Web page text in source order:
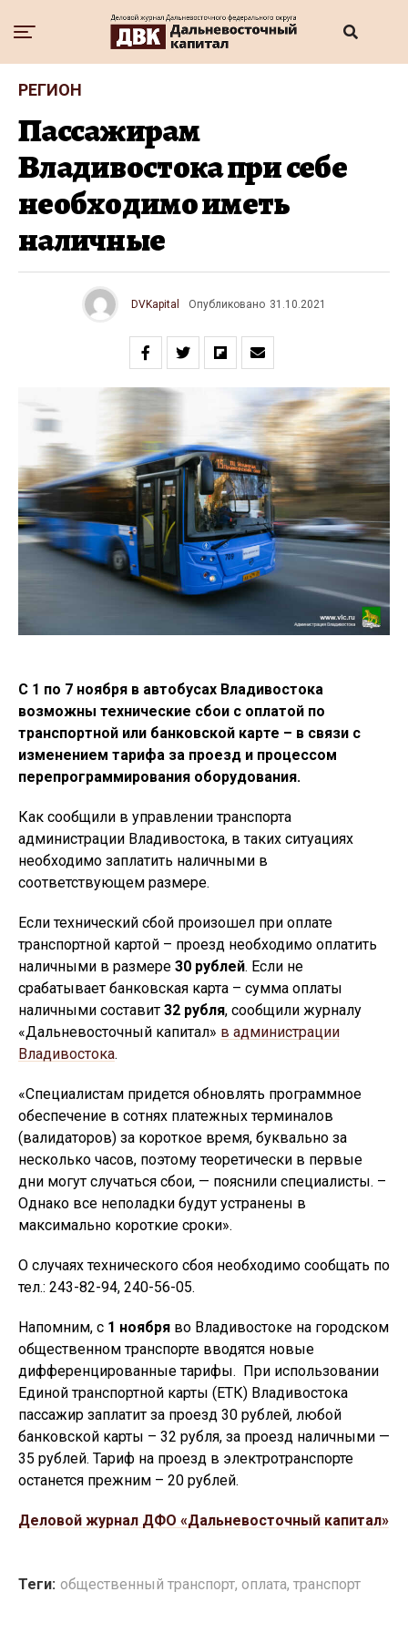
РЕГИОН
Пассажирам
Владивостока при себе
необходимо иметь
наличные
DVKapital Опубликовано 31.10.2021
С 1 по 7 ноября в автобусах Владивостока
возможны технические сбои с оплатой по
транспортной или банковской карте – в связи с
изменением тарифа за проезд и процессом
перепрограммирования оборудования.
Как сообщили в управлении транспорта
администрации Владивостока, в таких ситуациях
необходимо заплатить наличными в
соответствующем размере.
Если технический сбой произошел при оплате
транспортной картой – проезд необходимо оплатить
наличными в размере 30 рублей. Если не
срабатывает банковская карта – сумма оплаты
наличными составит 32 рубля, сообщили журналу
«Дальневосточный капитал» в администрации
Владивостока.
«Специалистам придется обновлять программное
обеспечение в сотнях платежных терминалов
(валидаторов) за короткое время, буквально за
несколько часов, поэтому теоретически в первые
дни могут случаться сбои, — пояснили специалисты. –
Однако все неполадки будут устранены в
максимально короткие сроки».
О случаях технического сбоя необходимо сообщать по
тел.: 243-82-94, 240-56-05.
Напомним, с 1 ноября во Владивостоке на городском
общественном транспорте вводятся новые
дифференцированные тарифы. При использовании
Единой транспортной карты (ЕТК) Владивостока
пассажир заплатит за проезд 30 рублей, любой
банковской карты – 32 рубля, за проезд наличными —
35 рублей. Тариф на проезд в электротранспорте
останется прежним – 20 рублей.
Деловой журнал ДФО «Дальневосточный капитал»
Теги: общественный транспорт, оплата, транспорт